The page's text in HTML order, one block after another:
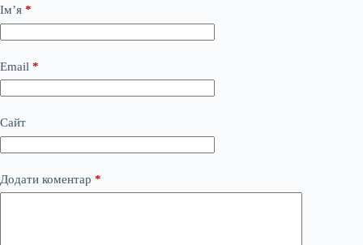
Ім’я *
Email *
Сайт
Додати коментар *